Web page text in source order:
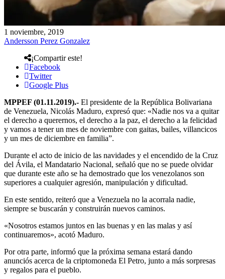
1 noviembre, 2019
Andersson Perez Gonzalez
¡Compartir este!
Facebook
Twitter
Google Plus
MPPEF (01.11.2019).- El presidente de la República Bolivariana
de Venezuela, Nicolás Maduro, expresó que: «Nadie nos va a quitar
el derecho a querernos, el derecho a la paz, el derecho a la felicidad
y vamos a tener un mes de noviembre con gaitas, bailes, villancicos
y un mes de diciembre en familia”.
Durante el acto de inicio de las navidades y el encendido de la Cruz
del Ávila, el Mandatario Nacional, señaló que no se puede olvidar
que durante este año se ha demostrado que los venezolanos son
superiores a cualquier agresión, manipulación y dificultad.
En este sentido, reiteró que a Venezuela no la acorrala nadie,
siempre se buscarán y construirán nuevos caminos.
«Nosotros estamos juntos en las buenas y en las malas y así
continuaremos», acotó Maduro.
Por otra parte, informó que la próxima semana estará dando
anunciós acerca de la criptomoneda El Petro, junto a más sorpresas
y regalos para el pueblo.